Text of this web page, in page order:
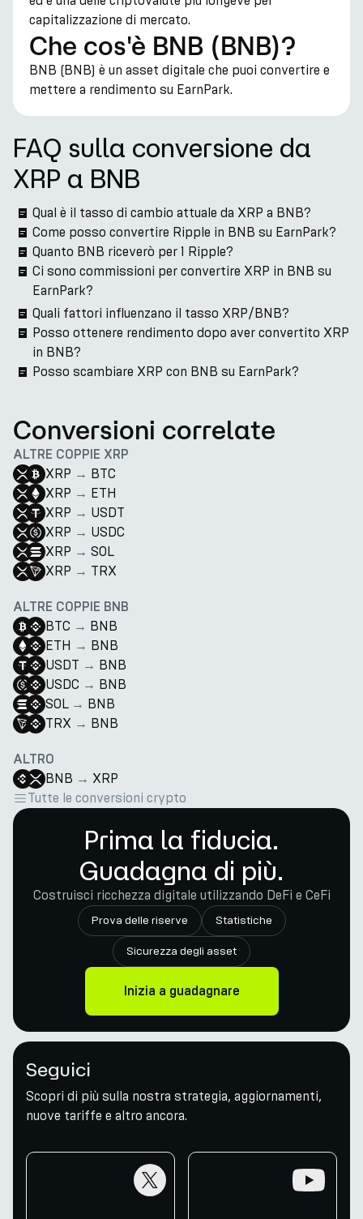
capitalizzazione di mercato.
Che cos'è BNB (BNB)?
BNB (BNB) è un asset digitale che puoi convertire e
mettere a rendimento su EarnPark.
FAQ sulla conversione da
XRP a BNB
Qual è il tasso di cambio attuale da XRP a BNB?
Come posso convertire Ripple in BNB su EarnPark?
Quanto BNB riceverò per 1 Ripple?
Ci sono commissioni per convertire XRP in BNB su
EarnPark?
Quali fattori influenzano il tasso XRP/BNB?
Posso ottenere rendimento dopo aver convertito XRP
in BNB?
Posso scambiare XRP con BNB su EarnPark?
Conversioni correlate
ALTRE COPPIE XRP
XRP → BTC
XRP → ETH
XRP → USDT
XRP → USDC
XRP → SOL
XRP → TRX
ALTRE COPPIE BNB
BTC → BNB
ETH → BNB
USDT → BNB
USDC → BNB
SOL → BNB
TRX → BNB
ALTRO
BNB → XRP
Tutte le conversioni crypto
Prima la fiducia.
Guadagna di più.
Costruisci ricchezza digitale utilizzando DeFi e CeFi
Prova delle riserve Statistiche
Sicurezza degli asset
Inizia a guadagnare
Seguici
Scopri di più sulla nostra strategia, aggiornamenti,
nuove tariffe e altro ancora.